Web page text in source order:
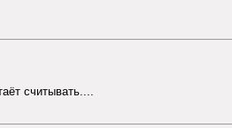
считывать....